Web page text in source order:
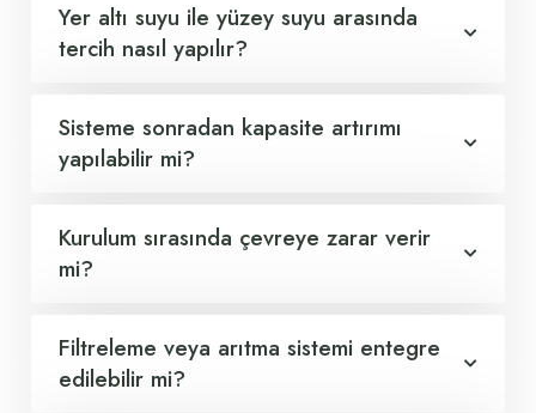
Yer altı suyu ile yüzey suyu arasında
tercih nasıl yapılır?
Sisteme sonradan kapasite artırımı
yapılabilir mi?
Kurulum sırasında çevreye zarar verir
mi?
Filtreleme veya arıtma sistemi entegre
edilebilir mi?